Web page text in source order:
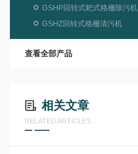
GSHP回转式耙式格栅除污机
GSHZ回转式格栅清污机
查看全部产品
相关文章
RELATED ARTICLES